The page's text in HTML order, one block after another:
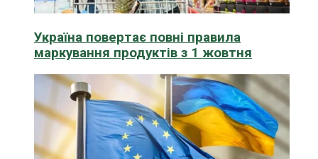
Україна повертає повні правила
маркування продуктів з 1 жовтня